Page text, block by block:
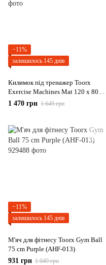
−11%
залишилось 145 днів
Килимок під тренажер Toorx
Exercise Machines Mat 120 x 80 x
0,6 cm (MAT-120)
1 470 грн 1 649 грн
−11%
залишилось 145 днів
М'яч для фітнесу Toorx Gym Ball
75 cm Purple (AHF-013)
931 грн 1 049 грн